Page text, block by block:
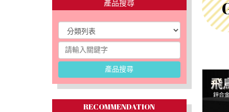
產品搜尋
產品搜尋
RECOMMENDATION